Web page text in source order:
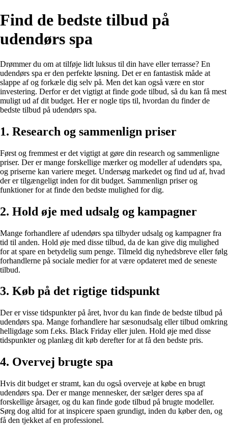
Find de bedste tilbud på
udendørs spa
Drømmer du om at tilføje lidt luksus til din have eller terrasse? En
udendørs spa er den perfekte løsning. Det er en fantastisk måde at
slappe af og forkæle dig selv på. Men det kan også være en stor
investering. Derfor er det vigtigt at finde gode tilbud, så du kan få mest
muligt ud af dit budget. Her er nogle tips til, hvordan du finder de
bedste tilbud på udendørs spa.
1. Research og sammenlign priser
Først og fremmest er det vigtigt at gøre din research og sammenligne
priser. Der er mange forskellige mærker og modeller af udendørs spa,
og priserne kan variere meget. Undersøg markedet og find ud af, hvad
der er tilgængeligt inden for dit budget. Sammenlign priser og
funktioner for at finde den bedste mulighed for dig.
2. Hold øje med udsalg og kampagner
Mange forhandlere af udendørs spa tilbyder udsalg og kampagner fra
tid til anden. Hold øje med disse tilbud, da de kan give dig mulighed
for at spare en betydelig sum penge. Tilmeld dig nyhedsbreve eller følg
forhandlerne på sociale medier for at være opdateret med de seneste
tilbud.
3. Køb på det rigtige tidspunkt
Der er visse tidspunkter på året, hvor du kan finde de bedste tilbud på
udendørs spa. Mange forhandlere har sæsonudsalg eller tilbud omkring
helligdage som f.eks. Black Friday eller julen. Hold øje med disse
tidspunkter og planlæg dit køb derefter for at få den bedste pris.
4. Overvej brugte spa
Hvis dit budget er stramt, kan du også overveje at købe en brugt
udendørs spa. Der er mange mennesker, der sælger deres spa af
forskellige årsager, og du kan finde gode tilbud på brugte modeller.
Sørg dog altid for at inspicere spaen grundigt, inden du køber den, og
få den tjekket af en professionel.